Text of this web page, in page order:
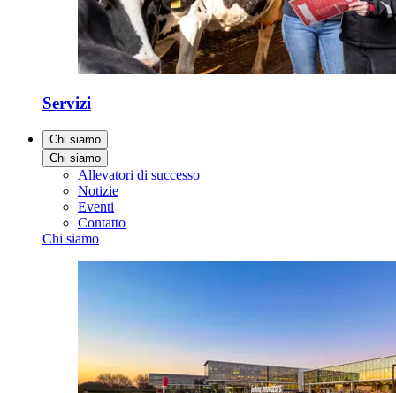
Servizi
Chi siamo
Chi siamo
Allevatori di successo
Notizie
Eventi
Contatto
Chi siamo